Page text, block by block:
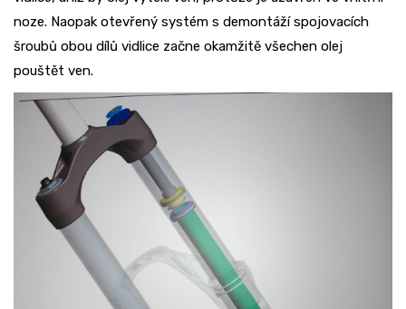
noze. Naopak otevřený systém s demontáží spojovacích
šroubů obou dílů vidlice začne okamžitě všechen olej
pouštět ven.